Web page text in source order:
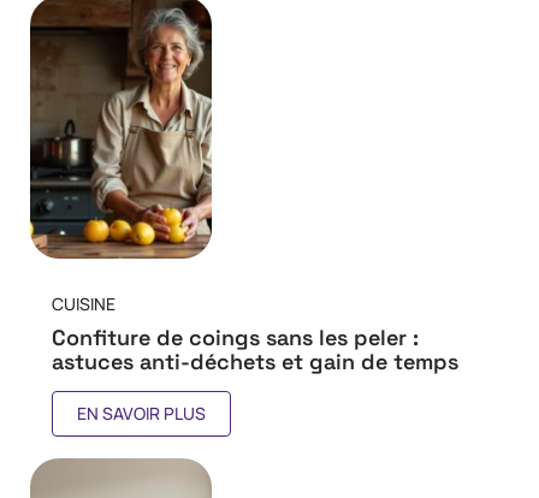
CUISINE
Confiture de coings sans les peler :
astuces anti-déchets et gain de temps
EN SAVOIR PLUS